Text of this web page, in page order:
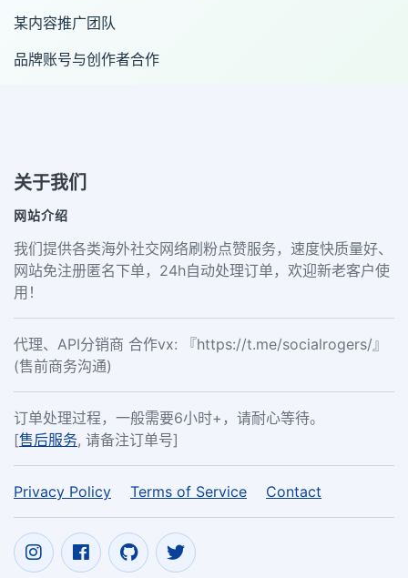
某内容推广团队
品牌账号与创作者合作
关于我们
网站介绍
我们提供各类海外社交网络刷粉点赞服务，速度快质量好、
网站免注册匿名下单，24h自动处理订单，欢迎新老客户使
用！
代理、API分销商 合作vx: 『https://t.me/socialrogers/』
(售前商务沟通)
订单处理过程，一般需要6小时+，请耐心等待。
[售后服务, 请备注订单号]
Privacy Policy Terms of Service Contact